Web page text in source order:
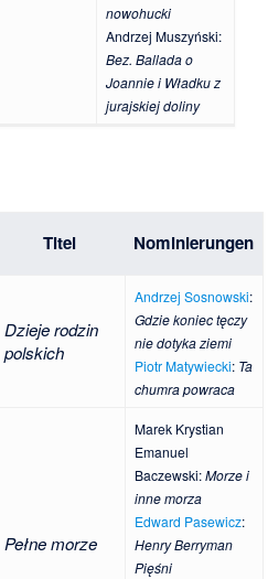
nowohucki
Andrzej Muszyński:
Bez. Ballada o
Joannie i Władku z
jurajskiej doliny
Titel Nominierungen
Dzieje rodzin
polskich
Andrzej Sosnowski:
Gdzie koniec tęczy
nie dotyka ziemi
Piotr Matywiecki: Ta
chumra powraca
Pełne morze
Marek Krystian
Emanuel
Baczewski:Morze i
inne morza
Edward Pasewicz:
Henry Berryman
Pięśni